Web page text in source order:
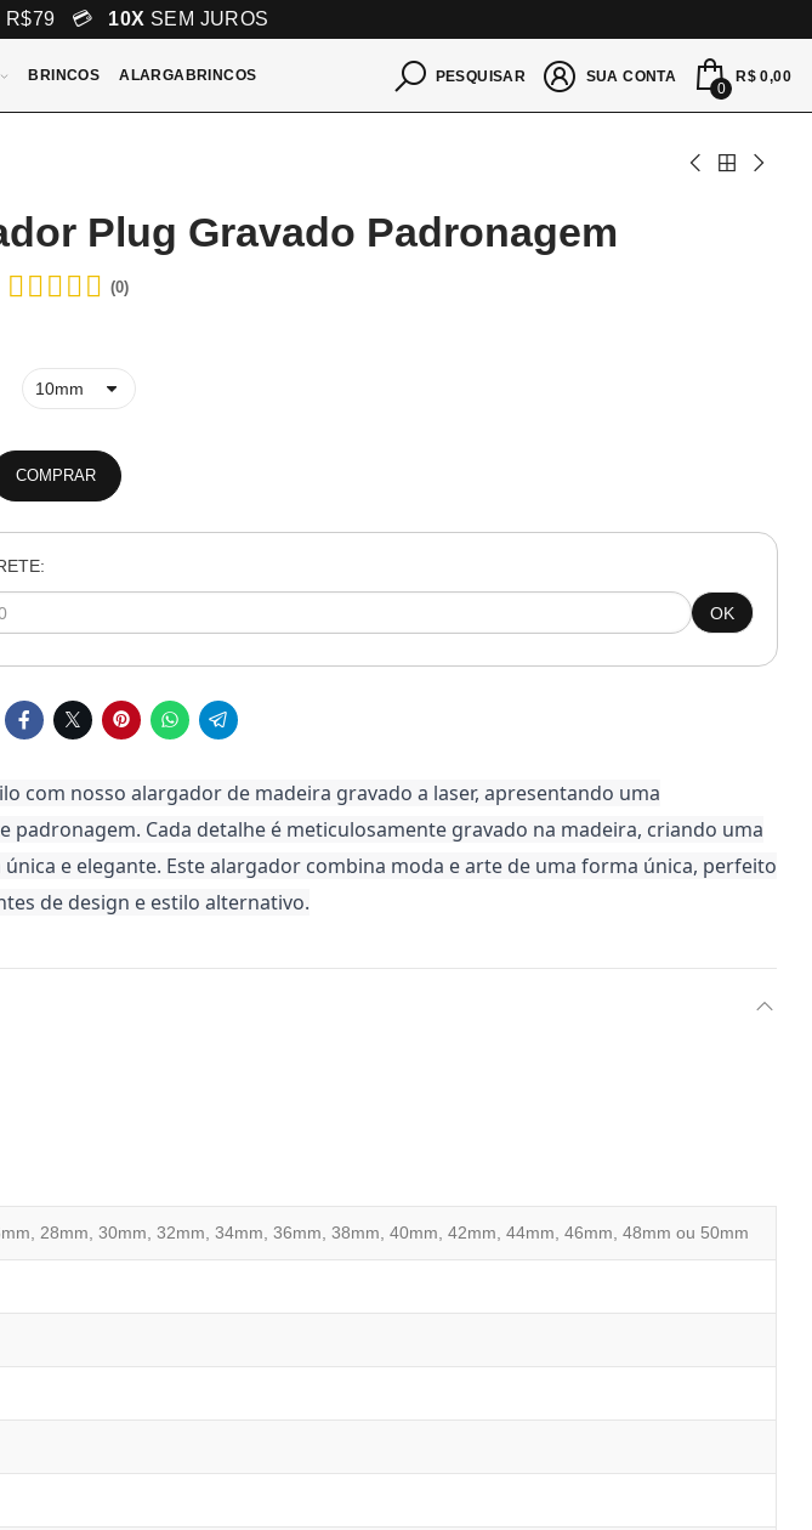
R$79 💳 10X SEM JUROS
BRINCOS ALARGABRINCOS PESQUISAR SUA CONTA
0
R$ 0,00
Plug Gravado Padronagem
(0)
COMPRAR
OK
com nosso alargador de madeira gravado a laser, apresentando uma
padronagem. Cada detalhe é meticulosamente gravado na madeira, criando uma
e elegante. Este alargador combina moda e arte de uma forma única, perfeito
de design e estilo alternativo.
28mm, 30mm, 32mm, 34mm, 36mm, 38mm, 40mm, 42mm, 44mm, 46mm, 48mm ou 50mm